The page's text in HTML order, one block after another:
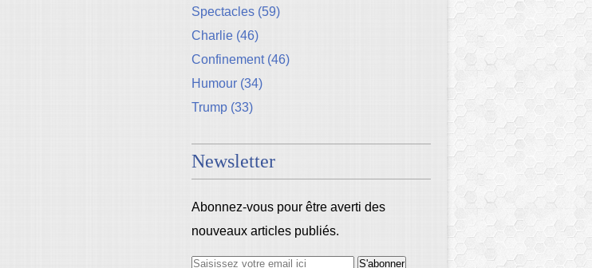
Spectacles (59)
Charlie (46)
Confinement(46)
Humour (34)
Trump (33)
Newsletter
Abonnez-vous pour être averti des
nouveaux articles publiés.